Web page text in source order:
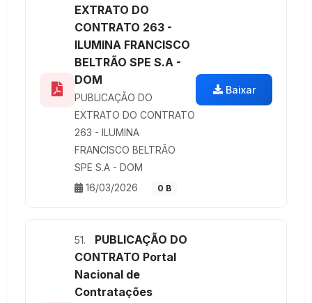
EXTRATO DO
CONTRATO 263 -
ILUMINA FRANCISCO
BELTRÃO SPE S.A -
DOM
PUBLICAÇÃO DO
EXTRATO DO CONTRATO
263 - ILUMINA
FRANCISCO BELTRÃO
SPE S.A - DOM
16/03/2026
0 B
Baixar
51.
PUBLICAÇÃO DO
CONTRATO Portal
Nacional de
Contratações